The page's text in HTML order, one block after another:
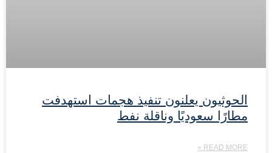
الحوثيون يعلنون تنفيذ هجمات استهدفت
مطارًا سعوديًا وناقلة نفط
READ MORE »